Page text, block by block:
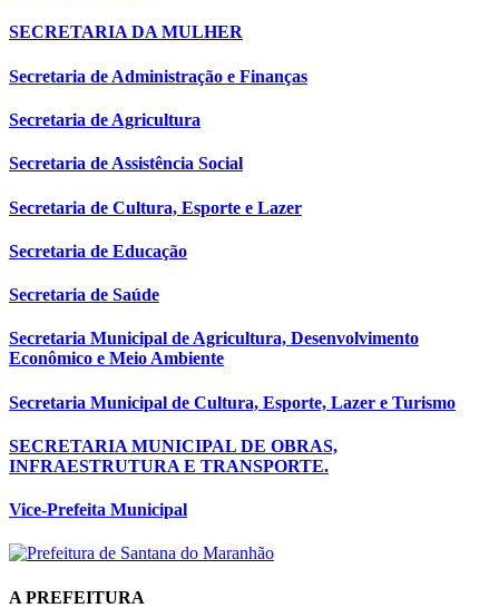
SECRETARIA DA MULHER
Secretaria de Administração e Finanças
Secretaria de Agricultura
Secretaria de Assistência Social
Secretaria de Cultura, Esporte e Lazer
Secretaria de Educação
Secretaria de Saúde
Secretaria Municipal de Agricultura, Desenvolvimento
Econômico e Meio Ambiente
Secretaria Municipal de Cultura, Esporte, Lazer e Turismo
SECRETARIA MUNICIPAL DE OBRAS,
INFRAESTRUTURA E TRANSPORTE.
Vice-Prefeita Municipal
A PREFEITURA